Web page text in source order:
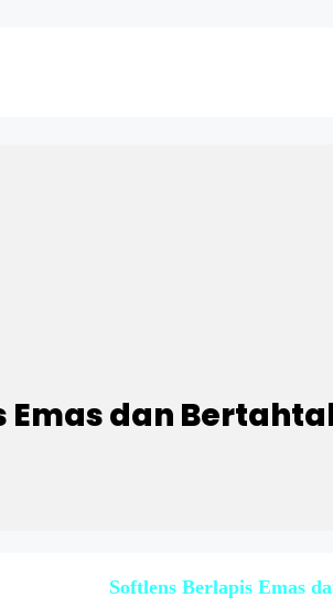
Emas dan
Softlens Berlapis Emas